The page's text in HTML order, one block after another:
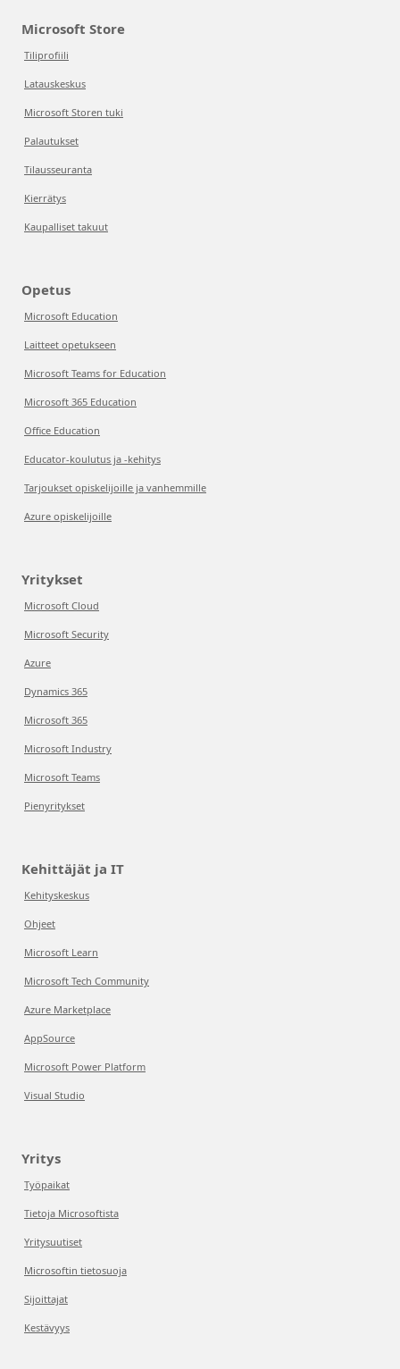
Microsoft Store
Tiliprofiili
Latauskeskus
Microsoft Storen tuki
Palautukset
Tilausseuranta
Kierrätys
Kaupalliset takuut
Opetus
Microsoft Education
Laitteet opetukseen
Microsoft Teams for Education
Microsoft 365 Education
Office Education
Educator-koulutus ja -kehitys
Tarjoukset opiskelijoille ja vanhemmille
Azure opiskelijoille
Yritykset
Microsoft Cloud
Microsoft Security
Azure
Dynamics 365
Microsoft 365
Microsoft Industry
Microsoft Teams
Pienyritykset
Kehittäjät ja IT
Kehityskeskus
Ohjeet
Microsoft Learn
Microsoft Tech Community
Azure Marketplace
AppSource
Microsoft Power Platform
Visual Studio
Yritys
Työpaikat
Tietoja Microsoftista
Yritysuutiset
Microsoftin tietosuoja
Sijoittajat
Kestävyys